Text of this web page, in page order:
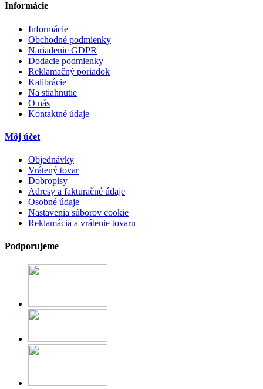
Informácie
Informácie
Obchodné podmienky
Nariadenie GDPR
Dodacie podmienky
Reklamačný poriadok
Kalibrácie
Na stiahnutie
O nás
Kontaktné údaje
Môj účet
Objednávky
Vrátený tovar
Dobropisy
Adresy a fakturačné údaje
Osobné údaje
Nastavenia súborov cookie
Reklamácia a vrátenie tovaru
Podporujeme